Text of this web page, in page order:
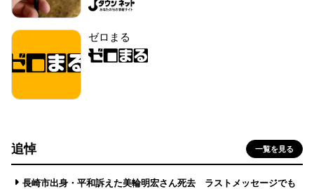
ゼロまる
追悼 一覧を見る
長崎市出身・平和訴えた美輪明宏さん死去 ラストメッセージでも